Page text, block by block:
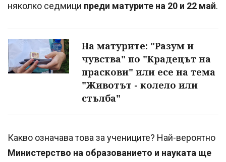
няколко седмици преди матурите на 20 и 22 май.
На матурите: "Разум и
чувства" по "Крадецът на
праскови" или есе на тема
"Животът - колело или
стълба"
Какво означава това за учениците? Най-вероятно
Министерство на образованието и науката ще